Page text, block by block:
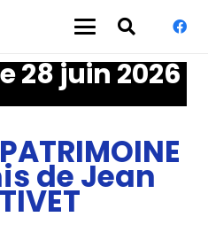
28 juin 2026
de Jean